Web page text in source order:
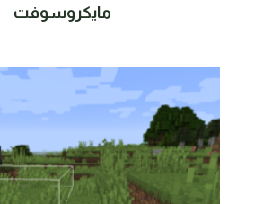
مايكروسوفت